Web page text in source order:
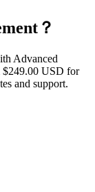
？
Advanced
$249.00 USD for
and support.